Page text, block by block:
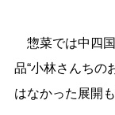
惣菜では中四
品“小林さんちの
はなかった展開も